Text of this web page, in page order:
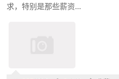
求，特别是那些薪资...